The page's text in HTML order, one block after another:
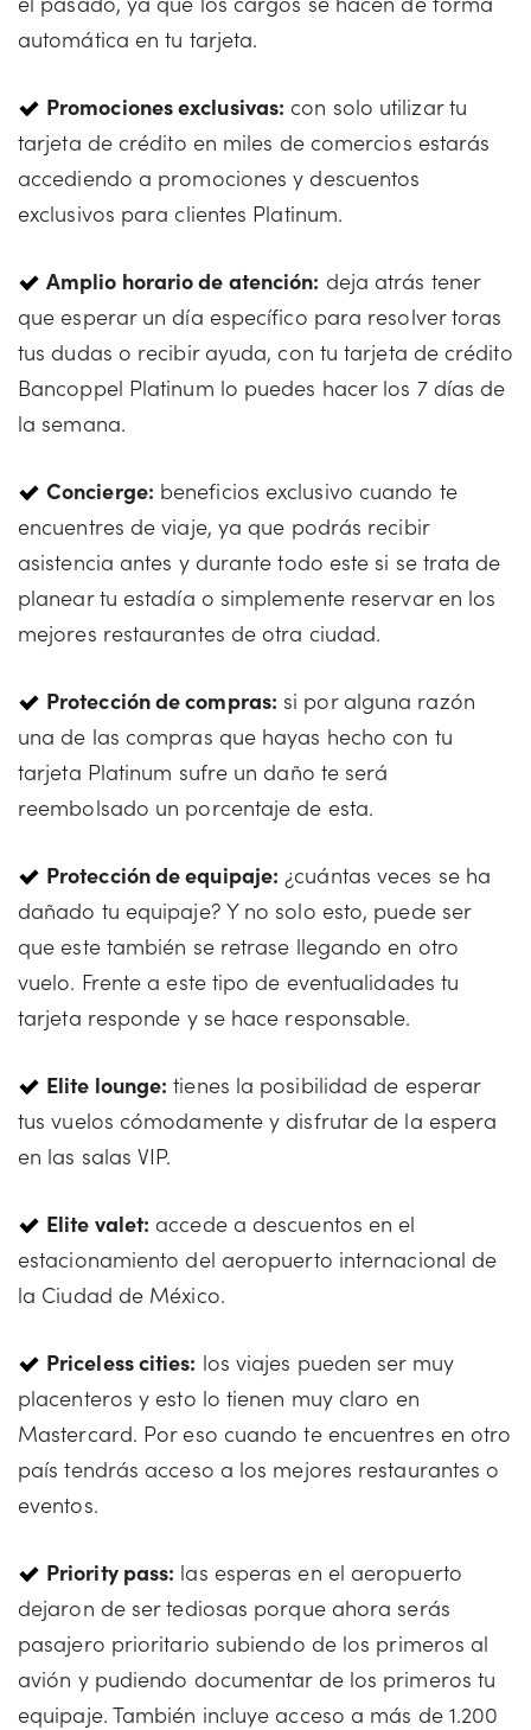
automática en tu tarjeta.
Promociones exclusivas: con solo utilizar tu
tarjeta de crédito en miles de comercios estarás
accediendo a promociones y descuentos
exclusivos para clientes Platinum.
Amplio horario de atención: deja atrás tener
que esperar un día específico para resolver toras
tus dudas o recibir ayuda, con tu tarjeta de crédito
Bancoppel Platinum lo puedes hacer los 7 días de
la semana.
Concierge: beneficios exclusivo cuando te
encuentres de viaje, ya que podrás recibir
asistencia antes y durante todo este si se trata de
planear tu estadía o simplemente reservar en los
mejores restaurantes de otra ciudad.
Protección de compras: si por alguna razón
una de las compras que hayas hecho con tu
tarjeta Platinum sufre un daño te será
reembolsado un porcentaje de esta.
Protección de equipaje: ¿cuántas veces se ha
dañado tu equipaje? Y no solo esto, puede ser
que este también se retrase llegando en otro
vuelo. Frente a este tipo de eventualidades tu
tarjeta responde y se hace responsable.
Elite lounge: tienes la posibilidad de esperar
tus vuelos cómodamente y disfrutar de la espera
en las salas VIP.
Elite valet: accede a descuentos en el
estacionamiento del aeropuerto internacional de
la Ciudad de México.
Priceless cities: los viajes pueden ser muy
placenteros y esto lo tienen muy claro en
Mastercard. Por eso cuando te encuentres en otro
país tendrás acceso a los mejores restaurantes o
eventos.
Priority pass: las esperas en el aeropuerto
dejaron de ser tediosas porque ahora serás
pasajero prioritario subiendo de los primeros al
avión y pudiendo documentar de los primeros tu
equipaje. También incluye acceso a más de 1.200